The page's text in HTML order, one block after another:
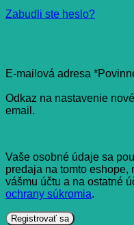
Zabudli ste heslo?
E-mailová adresa *
Odkaz na nastavenie
email.
Vaše osobné údaje sa
predaja na tomto
vášmu účtu a na ostatné
ochrany súkromia.
Registrovať sa